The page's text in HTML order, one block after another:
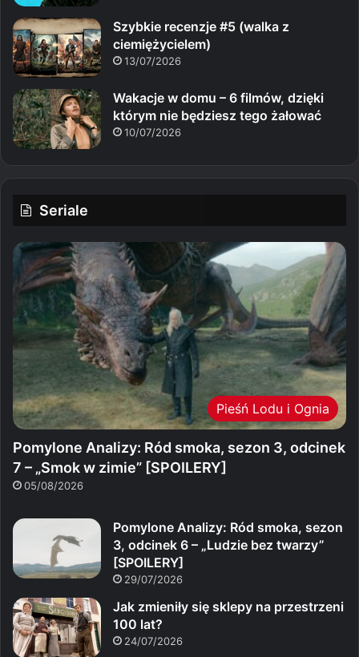
Szybkie recenzje #5 (walka z
ciemiężycielem)
13/07/2026
Wakacje w domu – 6 filmów, dzięki
którym nie będziesz tego żałować
10/07/2026
Seriale
Pieśń Lodu i Ognia
Pomylone Analizy: Ród smoka, sezon 3, odcinek
7 – „Smok w zimie” [SPOILERY]
05/08/2026
Pomylone Analizy: Ród smoka, sezon
3, odcinek 6 – „Ludzie bez twarzy”
[SPOILERY]
29/07/2026
Jak zmieniły się sklepy na przestrzeni
100 lat?
24/07/2026